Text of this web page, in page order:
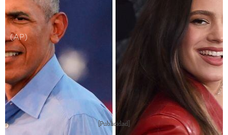
(AP)
[Publicidad]